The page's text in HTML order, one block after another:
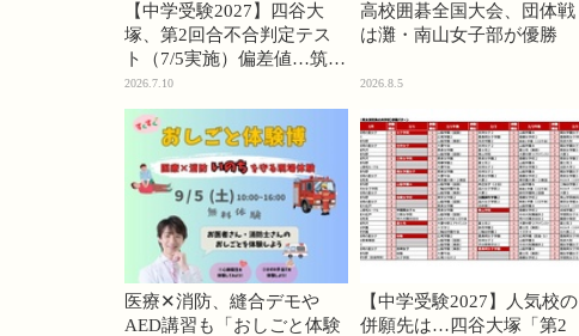
【中学受験2027】四谷大
塚、第2回合不合判定テス
ト（7/5実施）偏差値…筑駒
74・桜蔭70＜PR＞
2026.7.10
高校囲碁全国大会、団体戦
は灘・南山女子部が優勝
2026.8.5
医療✕消防、縫合デモや
AED講習も「おしごと体験
【中学受験2027】人気校の
併願先は…四谷大塚「第2